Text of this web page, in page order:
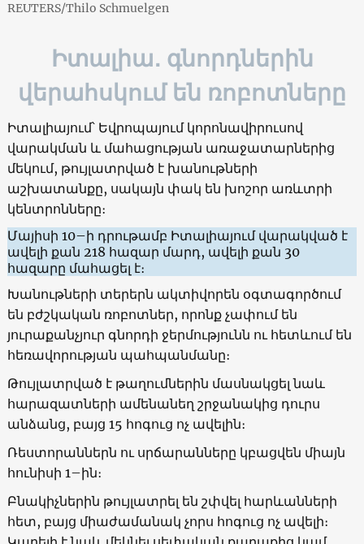
REUTERS/Thilo Schmuelgen
Իտալիա․ գնորդներին
վերահսկում են ռոբոտները
Իտալիայում՝ Եվրոպայում կորոնավիրուսով
վարակման և մահացության առաջատարներից
մեկում, թույլատրված է խանութների
աշխատանքը, սակայն փակ են խոշոր առևտրի
կենտրոնները։
Մայիսի 10–ի դրութամբ Իտալիայում վարակված է
ավելի քան 218 հազար մարդ, ավելի քան 30
հազարը մահացել է։
Խանութների տերերն ակտիվորեն օգտագործում
են բժշկական ռոբոտներ, որոնք չափում են
յուրաքանչյուր գնորդի ջերմությունն ու հետևում են
հեռավորության պահպանմանը։
Թույլատրված է թաղումներին մասնակցել նաև
հարազատների ամենանեղ շրջանակից դուրս
անձանց, բայց 15 հոգուց ոչ ավելին։
Ռեստորաններն ու սրճարանները կբացվեն միայն
հունիսի 1–ին։
Բնակիչներին թույլատրել են շփվել հարևանների
հետ, բայց միաժամանակ չորս հոգուց ոչ ավելի։